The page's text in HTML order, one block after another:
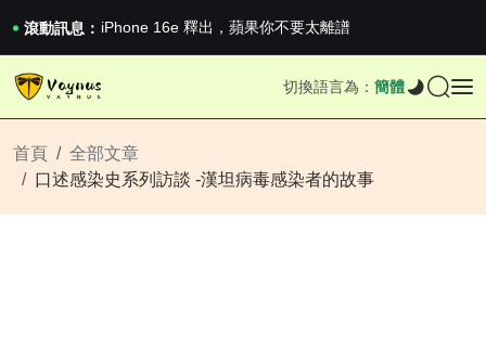
滾動訊息： iPhone 16e 釋出，蘋果你不要太離譜
2026澳網男單收官：全滿貫對上全滿亞，德約...
《巔峰守衛 Highguard》正式上線，官...
切換語言為： 簡體
首頁
全部文章
口述感染史系列訪談 -漢坦病毒感染者的故事